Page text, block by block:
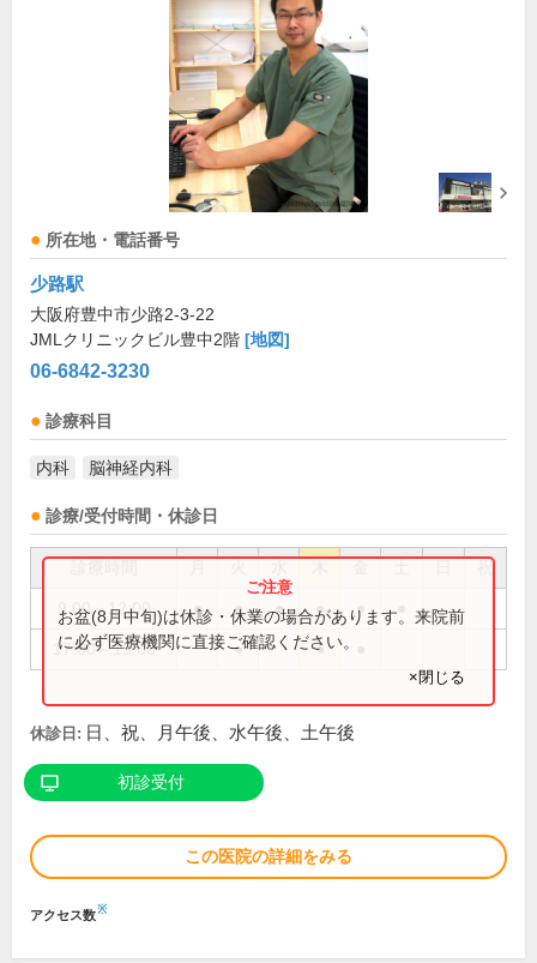
所在地・電話番号
少路駅
大阪府豊中市少路2-3-22
JMLクリニックビル豊中2階 [地図]
06-6842-3230
診療科目
内科 脳神経内科
診療/受付時間・休診日
祝
9:00～12:00 ● ● ● ● ●
17:00～19:00 ● ●
お盆(8月中旬)は休診・休業の場合があります。来院前
に必ず医療機関に直接ご確認ください。
×閉じる
休診日: 日、祝、月午後、水午後、土午後
初診受付
この医院の詳細をみる
アクセス数※